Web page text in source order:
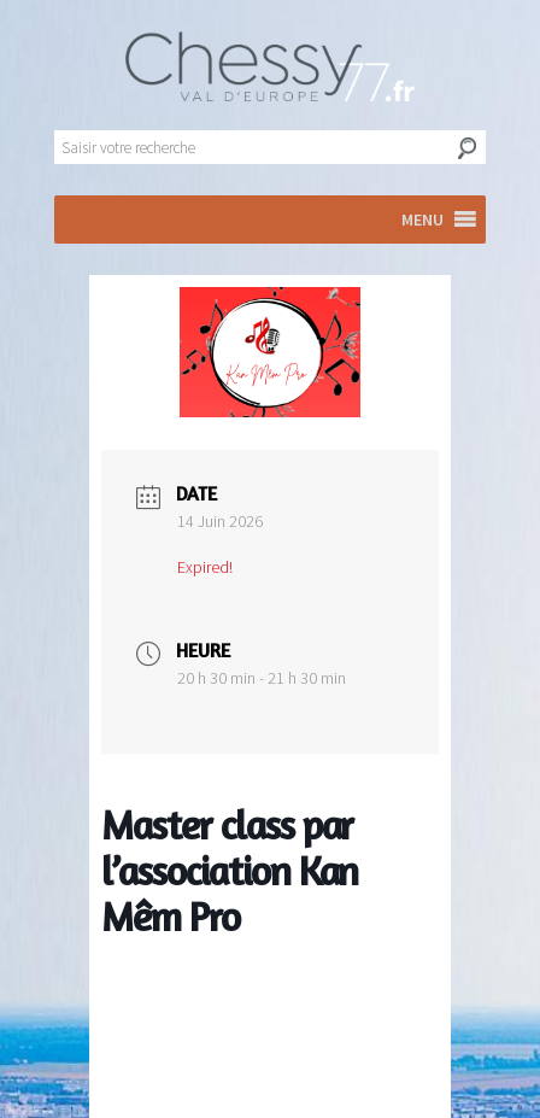
MENU
DATE
14 Juin 2026
Expired!
HEURE
20 h 30 min - 21 h 30 min
Master class par
l’association Kan
Mêm Pro